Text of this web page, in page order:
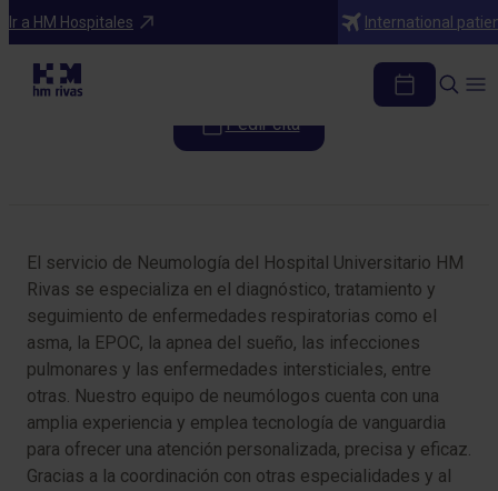
Ir a HM Hospitales International
Especialidades
Neumología
Pedir cita
El servicio de Neumología del Hospital Universitario HM
Rivas se especializa en el diagnóstico, tratamiento y
seguimiento de enfermedades respiratorias como el
asma, la EPOC, la apnea del sueño, las infecciones
pulmonares y las enfermedades intersticiales, entre
otras. Nuestro equipo de neumólogos cuenta con una
amplia experiencia y emplea tecnología de vanguardia
para ofrecer una atención personalizada, precisa y eficaz.
Gracias a la coordinación con otras especialidades y al